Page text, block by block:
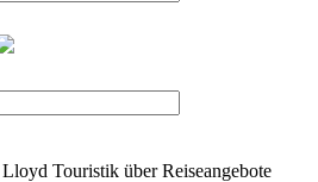
Touristik über Reiseangebote